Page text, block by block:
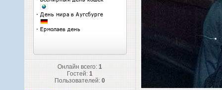
Онлайн всего: 1
Гостей: 1
Пользователей: 0